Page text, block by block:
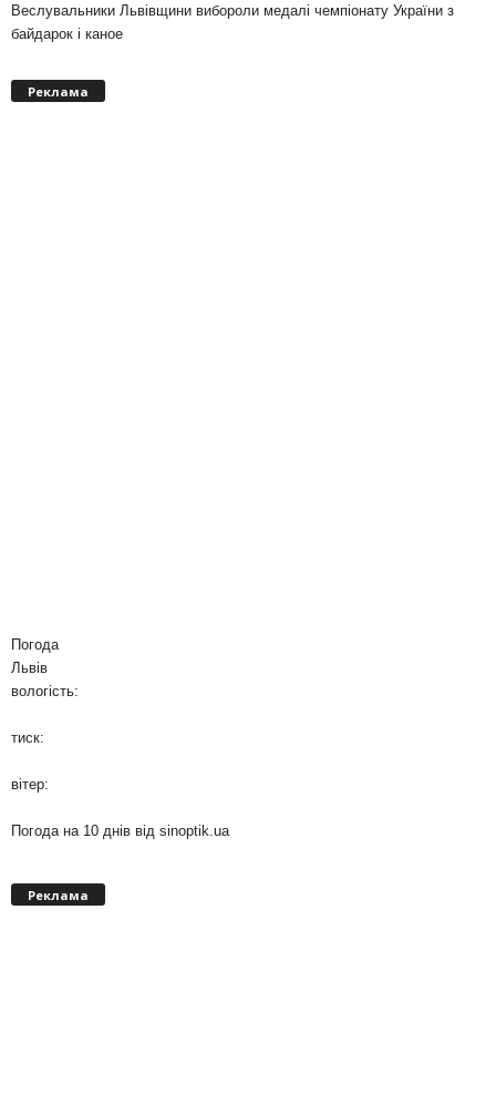
Веслувальники Львівщини вибороли медалі чемпіонату України з
байдарок і каное
Реклама
Погода
Львів
вологість:
тиск:
вітер:
Погода на 10 днів від sinoptik.ua
Реклама